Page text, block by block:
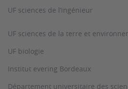
UF sciences de l’ingénieur
UF sciences de la terre et
UF biologie
Institut evering Bordeaux
Département universitaire des